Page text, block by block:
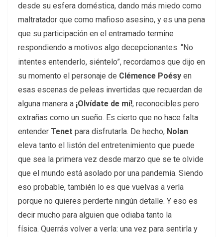
desde su esfera doméstica, dando más miedo como
maltratador que como mafioso asesino, y es una pena
que su participación en el entramado termine
respondiendo a motivos algo decepcionantes. “No
intentes entenderlo, siéntelo”, recordamos que dijo en
su momento el personaje de Clémence Poésy en
esas escenas de peleas invertidas que recuerdan de
alguna manera a ¡Olvídate de mí!, reconocibles pero
extrañas como un sueño. Es cierto que no hace falta
entender Tenet para disfrutarla. De hecho, Nolan
eleva tanto el listón del entretenimiento que puede
que sea la primera vez desde marzo que se te olvide
que el mundo está asolado por una pandemia. Siendo
eso probable, también lo es que vuelvas a verla
porque no quieres perderte ningún detalle. Y eso es
decir mucho para alguien que odiaba tanto la
física. Querrás volver a verla: una vez para sentirla y